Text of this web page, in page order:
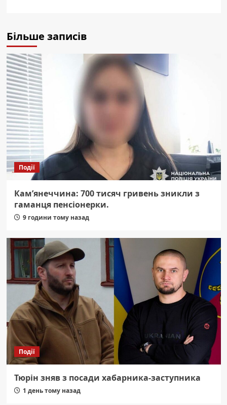
Більше записів
Події
Кам’янеччина: 700 тисяч гривень зникли з
гаманця пенсіонерки.
9 години тому назад
Події
Тюрін зняв з посади хабарника-заступника
1 день тому назад